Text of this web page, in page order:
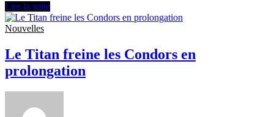
Les
Condors
voudront
le
sentier
de
victoire
Lire la suite
Nouvelles
Le Titan freine les Condors en
prolongation